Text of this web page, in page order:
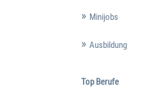
Minijobs
Ausbildung
Top Berufe